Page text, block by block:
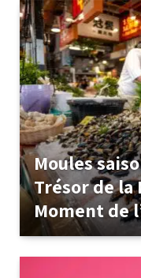
Moules
Trésor de la
Moment de